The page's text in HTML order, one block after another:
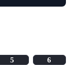
5
6